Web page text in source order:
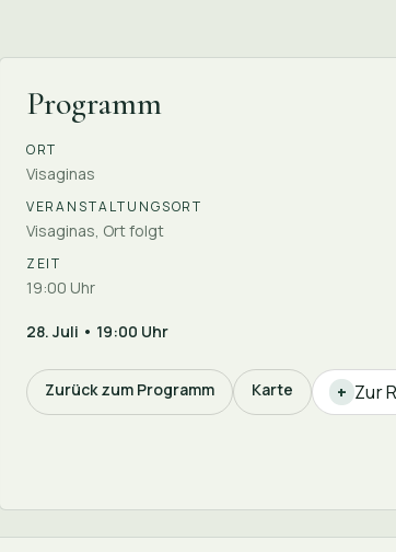
Programm
ORT
Visaginas
VERANSTALTUNGSORT
Visaginas, Ort folgt
ZEIT
19:00 Uhr
28. Juli • 19:00 Uhr
Zurück zum Programm Karte + Zur